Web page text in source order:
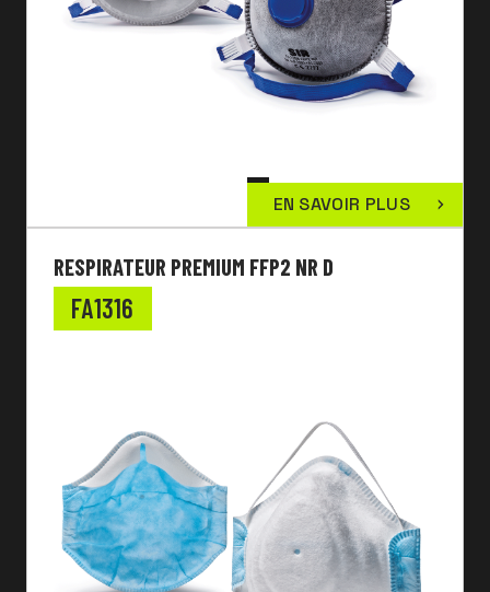
EN SAVOIR PLUS
RESPIRATEUR PREMIUM FFP2 NR D
FA1316